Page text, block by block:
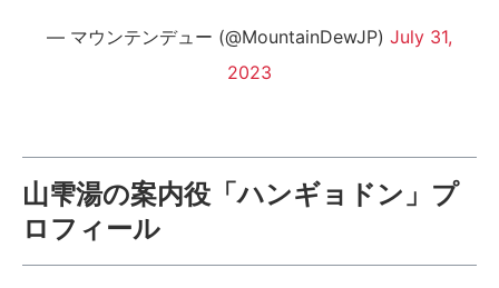
— マウンテンデュー (@MountainDewJP) July 31,
2023
山雫湯の案内役「ハンギョドン」プ
ロフィール